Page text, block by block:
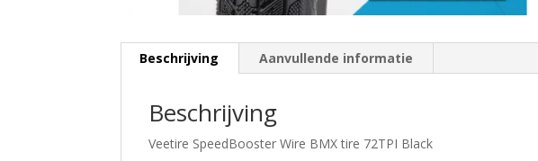
Beschrijving Aanvullende informatie
Beschrijving
Veetire SpeedBooster Wire BMX tire 72TPI Black